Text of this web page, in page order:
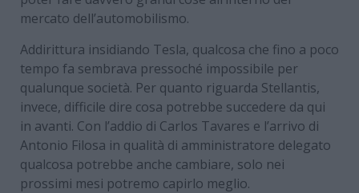
mercato dell’automobilismo.
Addirittura insidiando Tesla, qualcosa che fino a poco
tempo fa sembrava pressoché impossibile per
qualunque società. Per quanto riguarda Stellantis,
invece, difficile dire cosa potrebbe succedere da qui
in avanti. Con l’addio di Carlos Tavares e l’arrivo di
Antonio Filosa in qualità di amministratore delegato
qualcosa potrebbe anche cambiare, solo nei
prossimi mesi potremo capirlo meglio.